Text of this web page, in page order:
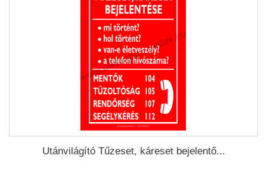
Utánvilágító Tűzeset, káreset bejelentő...